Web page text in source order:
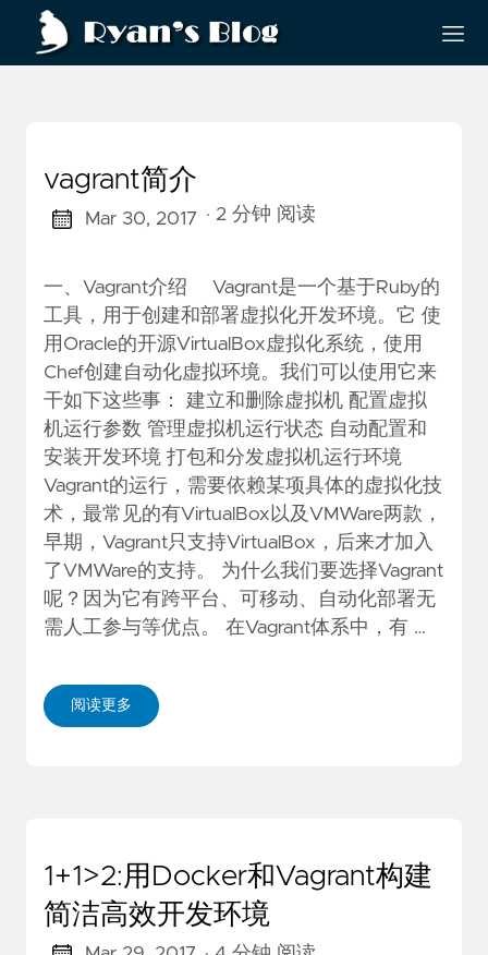
vagrant简介
Mar 30, 2017 · 2 分钟 阅读
一、Vagrant介绍 ​ Vagrant是一个基于Ruby的
工具，用于创建和部署虚拟化开发环境。它 使
用Oracle的开源VirtualBox虚拟化系统，使用
Chef创建自动化虚拟环境。我们可以使用它来
干如下这些事： 建立和删除虚拟机 配置虚拟
机运行参数 管理虚拟机运行状态 自动配置和
安装开发环境 打包和分发虚拟机运行环境 ​
Vagrant的运行，需要依赖某项具体的虚拟化技
术，最常见的有VirtualBox以及VMWare两款，
早期，Vagrant只支持VirtualBox，后来才加入
了VMWare的支持。 ​ 为什么我们要选择Vagrant
呢？因为它有跨平台、可移动、自动化部署无
需人工参与等优点。 在Vagrant体系中，有 …
阅读更多
1+1>2:用Docker和Vagrant构建
简洁高效开发环境